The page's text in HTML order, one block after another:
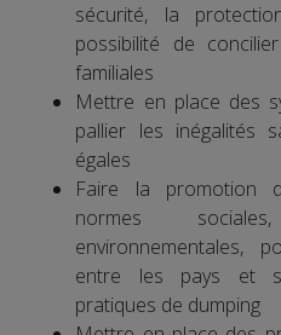
sécurité, la
possibilité de
familiales
Mettre en place des
pallier les inégalités
égales
Faire la promotion
normes
environnementales,
entre les pays et
pratiques de dumping